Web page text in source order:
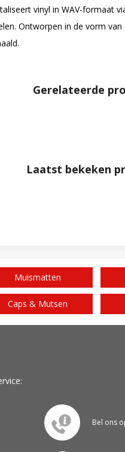
vinyl in WAV-formaat
Ontworpen in de vorm
Gerelateerde
Laatst bekeken
Muismatten
Caps & Mutsen
Bel ons